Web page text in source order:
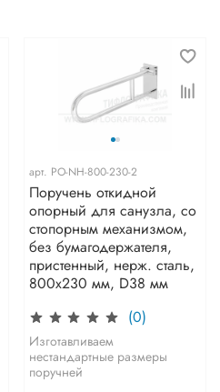
арт. PO-NH-800-230-2
Поручень откидной
опорный для санузла, со
стопорным механизмом,
без бумагодержателя,
пристенный, нерж. сталь,
800x230 мм, D38 мм
(0)
Изготавливаем
нестандартные размеры
поручней